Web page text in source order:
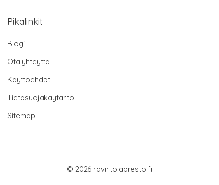
Pikalinkit
Blogi
Ota yhteyttä
Käyttöehdot
Tietosuojakäytäntö
Sitemap
© 2026 ravintolapresto.fi